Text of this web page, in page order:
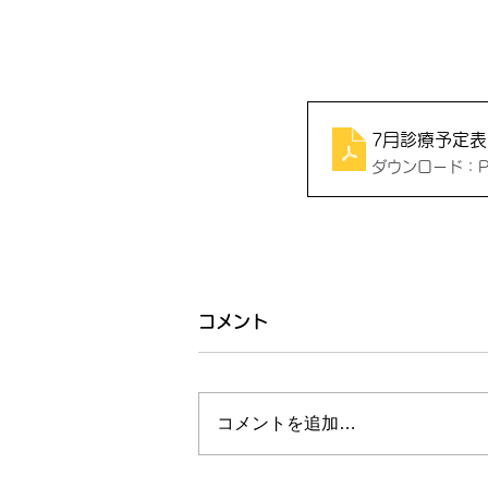
7月診療予定表
ダウンロード：
コメント
コメントを追加…